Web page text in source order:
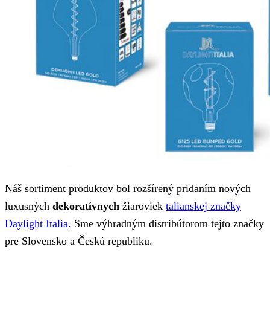
Náš sortiment produktov bol rozšírený pridaním nových
luxusných dekoratívnych žiaroviek talianskej značky
Daylight Italia. Sme výhradným distribútorom tejto značky
pre Slovensko a Českú republiku.